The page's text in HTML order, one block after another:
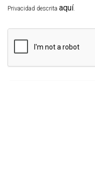
Privacidad descrita aquí.